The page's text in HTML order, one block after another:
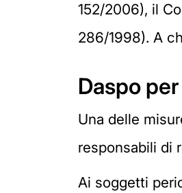
152/2006), il
286/1998). A
Daspo
Una delle
responsabili di
Ai soggetti